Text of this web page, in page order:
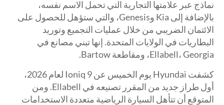
نماذج عبر علامتها التجارية التي تحمل الاسم نفسه،
بالإضافة إلى Kia وGenesis، والتي ستؤهل للحصول على
الائتمان الضريبي من خلال عمليات التجميع وتوريد
البطاريات في الولايات المتحدة. إنها تبني مصانع في
Ellabell، Georgia، ومقاطعة Bartow.
كشفت Hyundai يوم الخميس عن Ioniq 9 لعام 2026،
أول طراز جديد من المقرر تصنيعه في Ellabell. ومن
المتوقع أن تتأهل السيارة الرياضية متعددة الاستخدامات